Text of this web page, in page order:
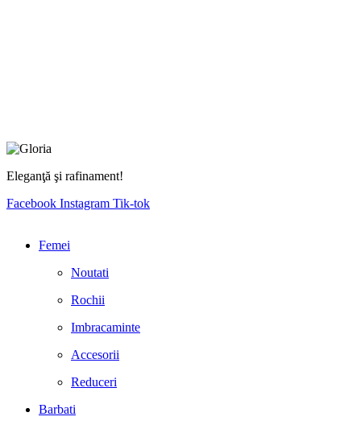
Eleganţă şi rafinament!
Facebook Instagram Tik-tok
Femei
Noutati
Rochii
Imbracaminte
Accesorii
Reduceri
Barbati